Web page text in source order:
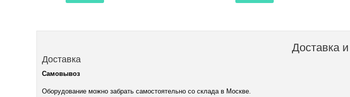
Доставка
Доставка
Самовывоз
Оборудование можно забрать самостоятельно со склада в Москве.